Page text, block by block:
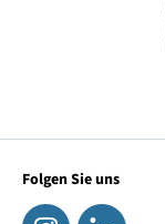
Folgen Sie uns